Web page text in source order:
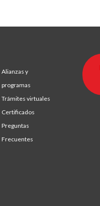
Alianzas y
programas
Trámites virtuales
Certificados
Preguntas
Frecuentes